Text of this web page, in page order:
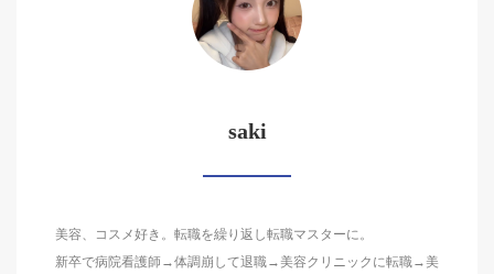
saki
美容、コスメ好き。転職を繰り返し転職マスターに。
新卒で病院看護師→体調崩して退職→美容クリニックに転職→美